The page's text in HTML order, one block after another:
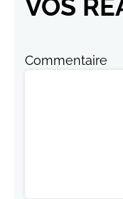
VOS
Commentaire